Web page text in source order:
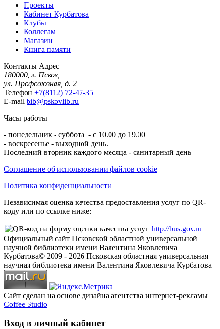
Проекты
Кабинет Курбатова
Клубы
Коллегам
Магазин
Книга памяти
Контакты Адрес
180000, г. Псков,
ул. Профсоюзная, д. 2
Телефон +7(8112) 72-47-35
E-mail bib@pskovlib.ru
Часы работы
- понедельник - суббота - с 10.00 до 19.00
- воскресенье - выходной день.
Последний вторник каждого месяца - санитарный день
Соглашение об использовании файлов cookie
Политика конфиденциальности
Независимая оценка качества предоставления услуг по QR-
коду или по ссылке ниже:
http://bus.gov.ru
Официальный сайт Псковской областной универсальной
научной библиотеки имени Валентина Яковлевича
Курбатова© 2009 - 2026 Псковская областная универсальная
научная библиотека имени Валентина Яковлевича Курбатова
Сайт сделан на основе дизайна агентства интернет-рекламы
Coffee Studio
Вход в личный кабинет